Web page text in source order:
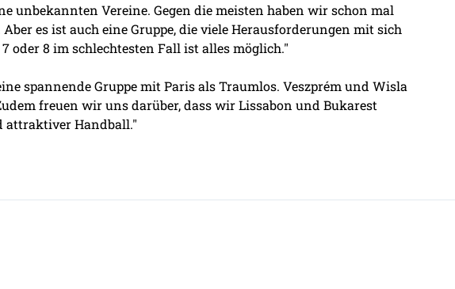
unbekannten Vereine. Gegen die meisten haben wir schon mal
es ist auch eine Gruppe, die viele Herausforderungen mit sich
oder 8 im schlechtesten Fall ist alles möglich."
spannende Gruppe mit Paris als Traumlos. Veszprém und Wisla
freuen wir uns darüber, dass wir Lissabon und Bukarest
attraktiver Handball."